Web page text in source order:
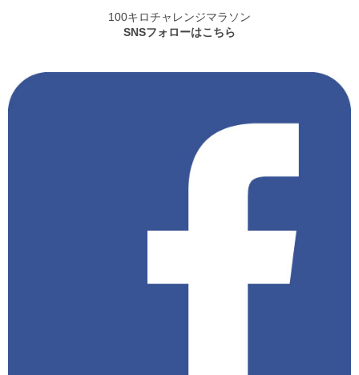
100キロチャレンジマラソン
SNSフォローはこちら